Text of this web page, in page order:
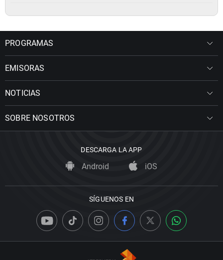
PROGRAMAS
EMISORAS
NOTICIAS
SOBRE NOSOTROS
DESCARGA LA APP
Android iOS
SÍGUENOS EN